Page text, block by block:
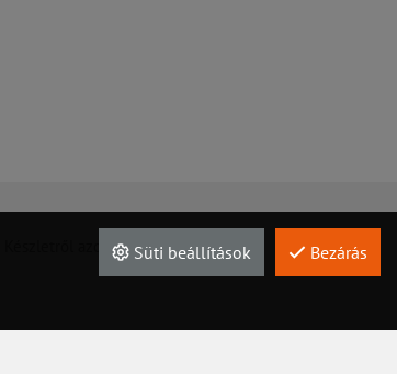
Készletről azonnal!Süti beállítások Bezárás